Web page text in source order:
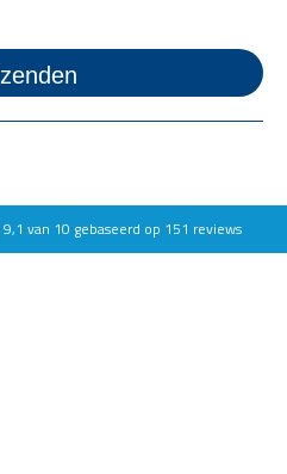
9,1 van 10 gebaseerd op 151 reviews